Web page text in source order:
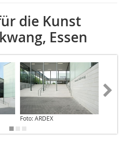
die Kunst
Essen
Foto: ARDEX